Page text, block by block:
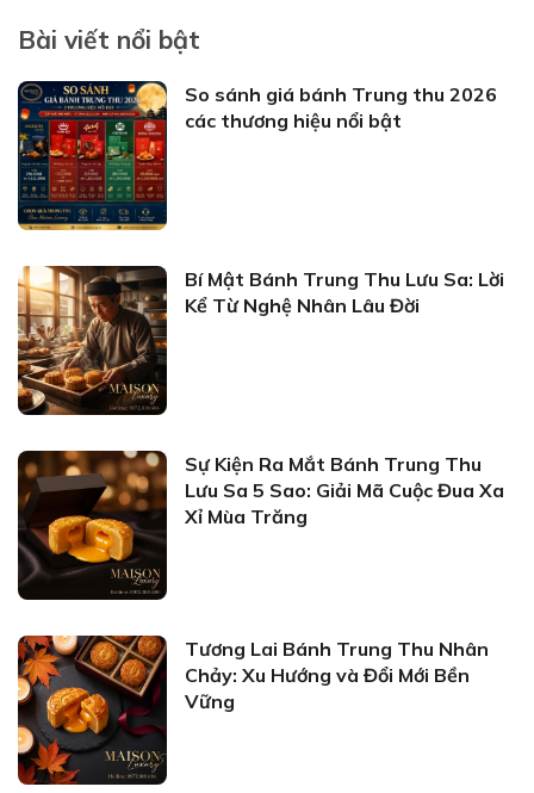
Bài viết nổi bật
So sánh giá bánh Trung thu 2026
các thương hiệu nổi bật
Bí Mật Bánh Trung Thu Lưu Sa: Lời
Kể Từ Nghệ Nhân Lâu Đời
Sự Kiện Ra Mắt Bánh Trung Thu
Lưu Sa 5 Sao: Giải Mã Cuộc Đua Xa
Xỉ Mùa Trăng
Tương Lai Bánh Trung Thu Nhân
Chảy: Xu Hướng và Đổi Mới Bền
Vững